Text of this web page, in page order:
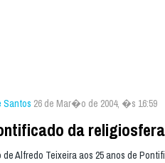
Santos 26 de Mar�o de 2004, �s 16:59
da religiosfera
Alfredo Teixeira aos 25 anos de